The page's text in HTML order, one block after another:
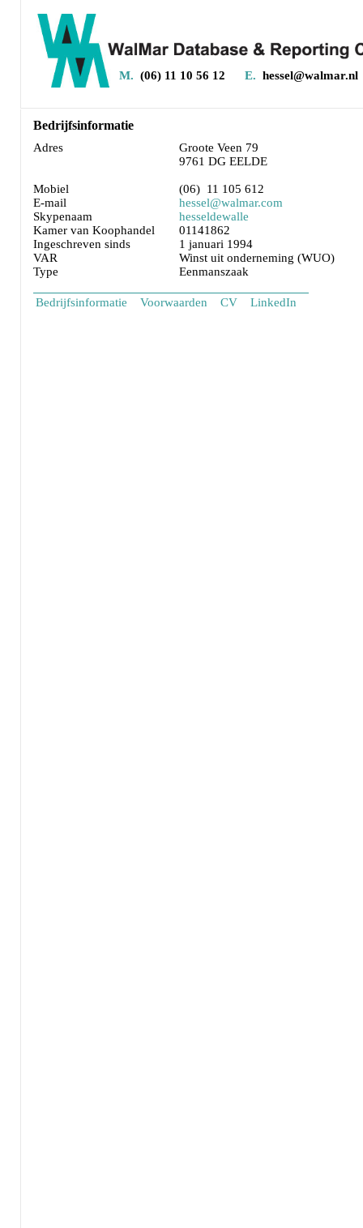
M. (06) 11 10 56 12 E. hessel@walmar.nl
Bedrijfsinformatie
Adres
Groote Veen 79
9761 DG EELDE
Mobiel
(06) 11 105 612
E-mail
hessel@walmar.com
Skypenaam
hesseldewalle
Kamer van Koophandel
01141862
Ingeschreven sinds
1 januari 1994
VAR
Winst uit onderneming (WUO)
Type
Eenmanszaak
Bedrijfsinformatie Voorwaarden CV LinkedIn